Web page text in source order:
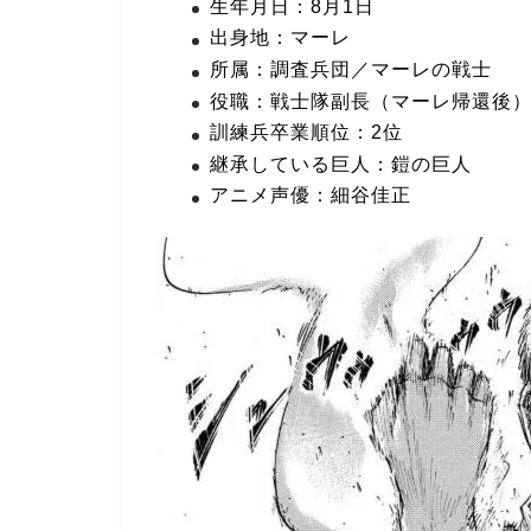
生年月日：8月1日
出身地：マーレ
所属：調査兵団／マーレの戦士
役職：戦士隊副長（マーレ帰還後）
訓練兵卒業順位：2位
継承している巨人：鎧の巨人
アニメ声優：細谷佳正